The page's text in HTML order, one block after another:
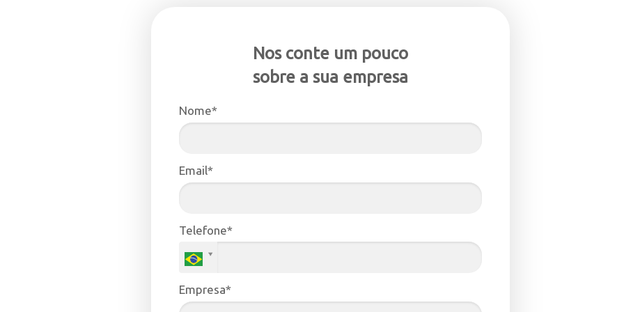
Nos conte um pouco
sobre a sua empresa
Nome*
Email*
Telefone*
Empresa*